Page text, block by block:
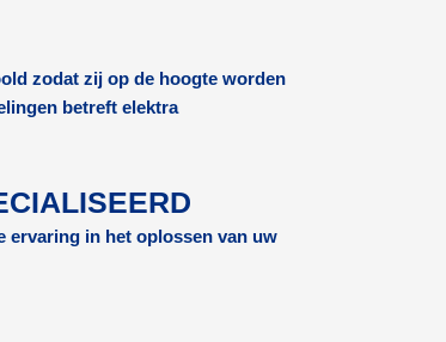
zodat zij op de hoogte worden
betreft elektra
ervaring in het oplossen van uw